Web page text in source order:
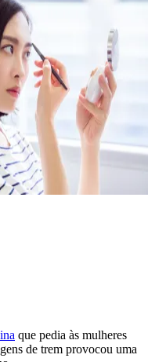
que pedia às mulheres
de trem provocou uma